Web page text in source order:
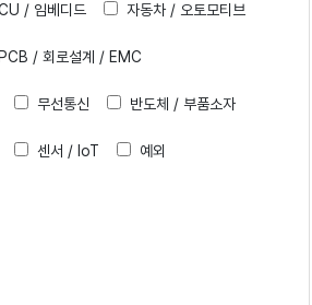
/ 임베디드 자동차 / 오토모티브
PCB / 회로설계 / EMC
무선통신 반도체 / 부품소자
센서 / IoT 예외